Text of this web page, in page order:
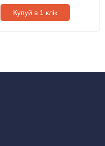
Купуй в 1 клік